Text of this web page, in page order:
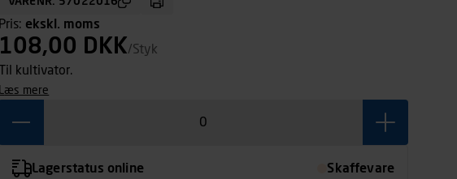
Pris: ekskl. moms
108,00 DKK/Styk
Til kultivator.
læs mere
Lagerstatus online
Skaffevare